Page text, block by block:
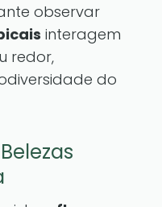
observar
interagem
redor,
do